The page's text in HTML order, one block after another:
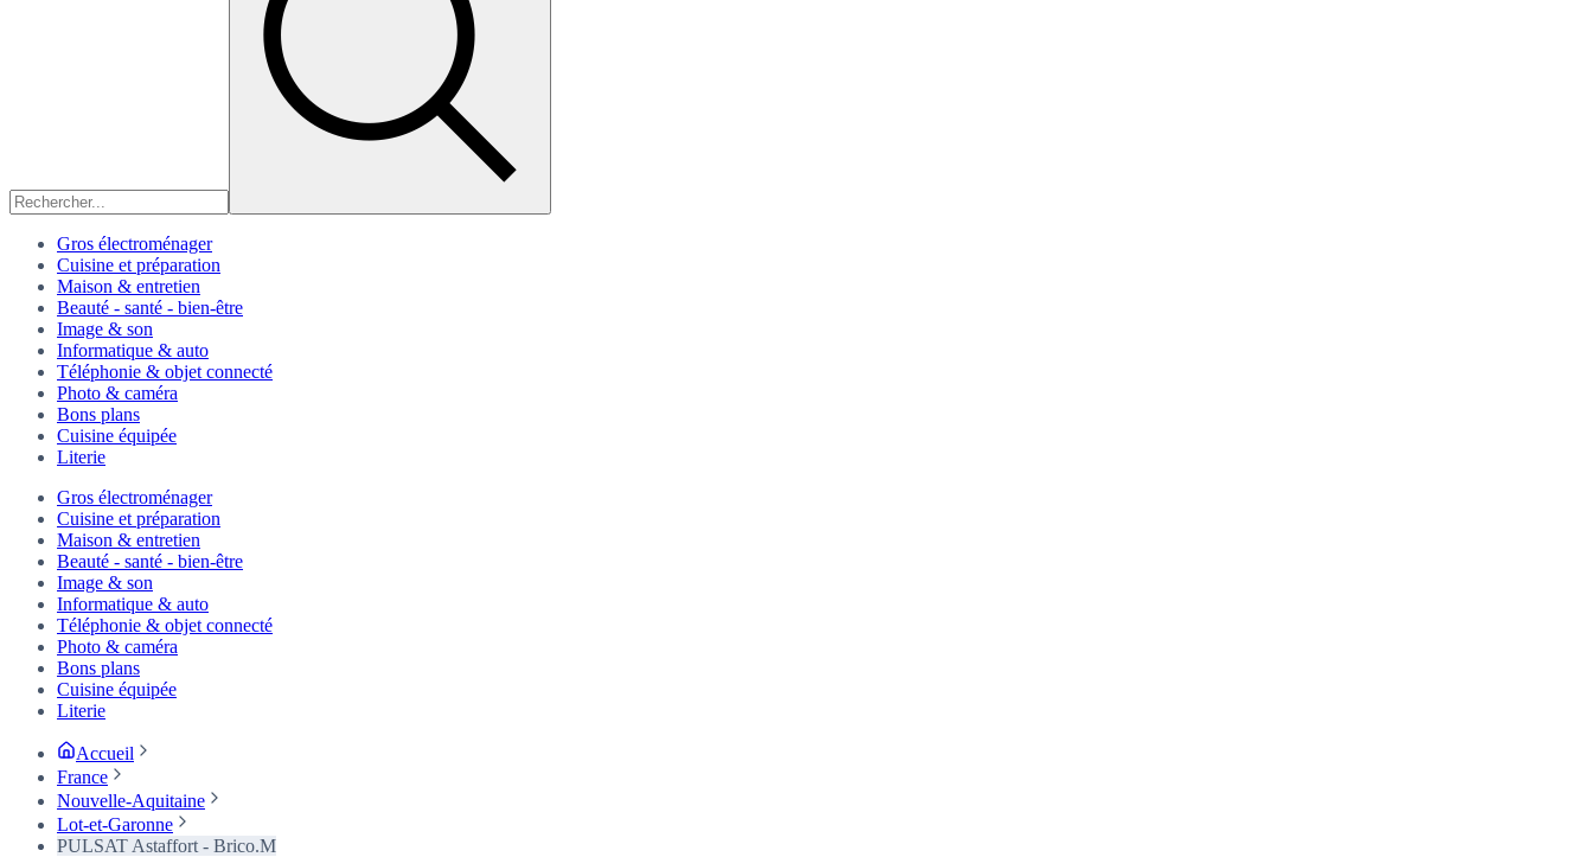
Gros électroménager
Cuisine et préparation
Maison & entretien
Beauté - santé - bien-être
Image & son
Informatique & auto
Téléphonie & objet connecté
Photo & caméra
Bons plans
Cuisine équipée
Literie
Gros électroménager
Cuisine et préparation
Maison & entretien
Beauté - santé - bien-être
Image & son
Informatique & auto
Téléphonie & objet connecté
Photo & caméra
Bons plans
Cuisine équipée
Literie
Accueil
France
Nouvelle-Aquitaine
Lot-et-Garonne
PULSAT Astaffort - Brico.M